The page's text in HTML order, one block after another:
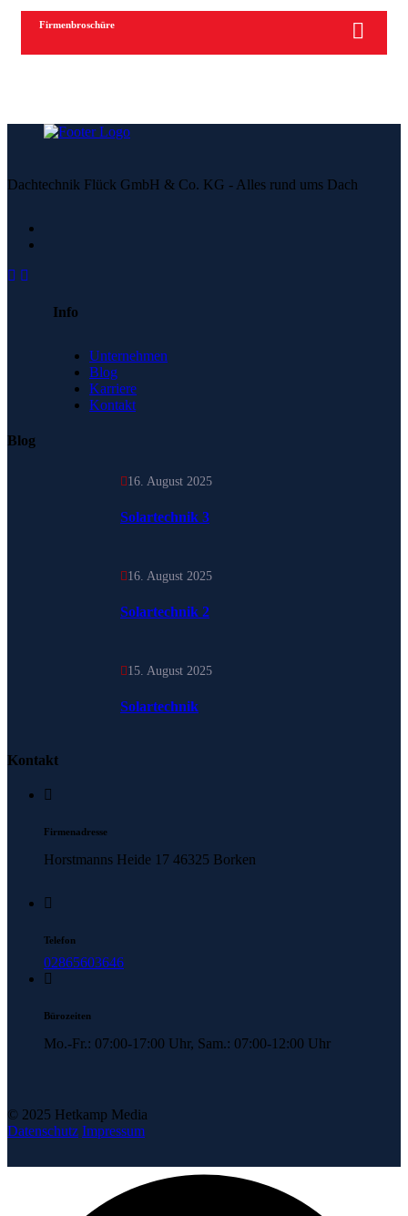
Firmenbroschüre
Dachtechnik Flück GmbH & Co. KG - Alles rund ums Dach
Info
Unternehmen
Blog
Karriere
Kontakt
Blog
16. August 2025
Solartechnik 3
16. August 2025
Solartechnik 2
15. August 2025
Solartechnik
Kontakt
Firmenadresse
Horstmanns Heide 17 46325 Borken
Telefon
02865603646
Bürozeiten
Mo.-Fr.: 07:00-17:00 Uhr, Sam.: 07:00-12:00 Uhr
© 2025 Hetkamp Media
Datenschutz Impressum